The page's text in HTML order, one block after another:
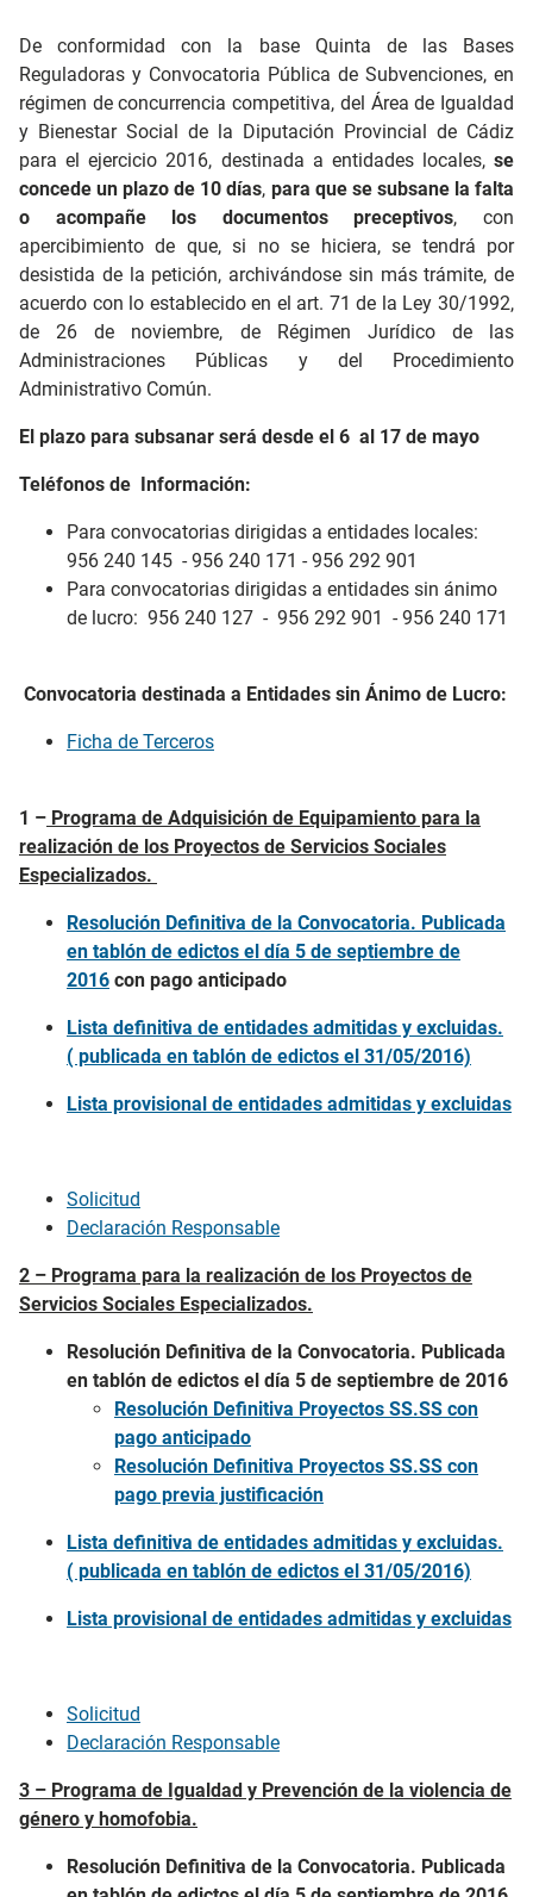
De conformidad con la base Quinta de las Bases
Reguladoras y Convocatoria Pública de Subvenciones, en
régimen de concurrencia competitiva, del Área de Igualdad
y Bienestar Social de la Diputación Provincial de Cádiz
para el ejercicio 2016, destinada a entidades locales, se
concede un plazo de 10 días, para que se subsane la falta
o acompañe los documentos preceptivos, con
apercibimiento de que, si no se hiciera, se tendrá por
desistida de la petición, archivándose sin más trámite, de
acuerdo con lo establecido en el art. 71 de la Ley 30/1992,
de 26 de noviembre, de Régimen Jurídico de las
Administraciones Públicas y del Procedimiento
Administrativo Común.
El plazo para subsanar será desde el 6 al 17 de mayo
Teléfonos de Información:
Para convocatorias dirigidas a entidades locales:
956 240 145 - 956 240 171 - 956 292 901
Para convocatorias dirigidas a entidades sin ánimo
de lucro: 956 240 127 - 956 292 901 - 956 240 171
Convocatoria destinada a Entidades sin Ánimo de Lucro:
Ficha de Terceros
1 – Programa de Adquisición de Equipamiento para la
realización de los Proyectos de Servicios Sociales
Especializados.
Resolución Definitiva de la Convocatoria. Publicada
en tablón de edictos el día 5 de septiembre de
2016 con pago anticipado
Lista definitiva de entidades admitidas y excluidas.
( publicada en tablón de edictos el 31/05/2016)
Lista provisional de entidades admitidas y excluidas
Solicitud
Declaración Responsable
2 – Programa para la realización de los Proyectos de
Servicios Sociales Especializados.
Resolución Definitiva de la Convocatoria. Publicada
en tablón de edictos el día 5 de septiembre de 2016
Resolución Definitiva Proyectos SS.SS con
pago anticipado
Resolución Definitiva Proyectos SS.SS con
pago previa justificación
Lista definitiva de entidades admitidas y excluidas.
( publicada en tablón de edictos el 31/05/2016)
Lista provisional de entidades admitidas y excluidas
Solicitud
Declaración Responsable
3 – Programa de Igualdad y Prevención de la violencia de
género y homofobia.
Resolución Definitiva de la Convocatoria. Publicada